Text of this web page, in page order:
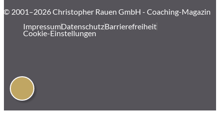
© 2001–2026 Christopher Rauen GmbH - Coaching-Magazin
ImpressumDatenschutzBarrierefreiheit
Cookie-Einstellungen